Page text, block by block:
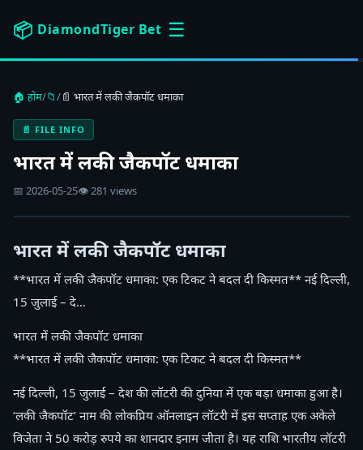
📦 DiamondTiger Bet ☰
🏠 होम/📁/📄 भारत में लकी जैकपॉट धमाका
📄 FILE INFO
भारत में लकी जैकपॉट धमाका
📅 2026-05-25👁 281 views
भारत में लकी जैकपॉट धमाका
**भारत में लकी जैकपॉट धमाका: एक टिकट ने बदल दी किस्मत** नई दिल्ली,
15 जुलाई – दे…
भारत में लकी जैकपॉट धमाका
**भारत में लकी जैकपॉट धमाका: एक टिकट ने बदल दी किस्मत**
नई दिल्ली, 15 जुलाई – देश की लॉटरी की दुनिया में एक बड़ा धमाका हुआ है।
‘लकी जैकपॉट’ नाम की लोकप्रिय ऑनलाइन लॉटरी में इस सप्ताह एक अकेले
विजेता ने 50 करोड़ रुपये का शानदार इनाम जीता है। यह राशि भारतीय लॉटरी